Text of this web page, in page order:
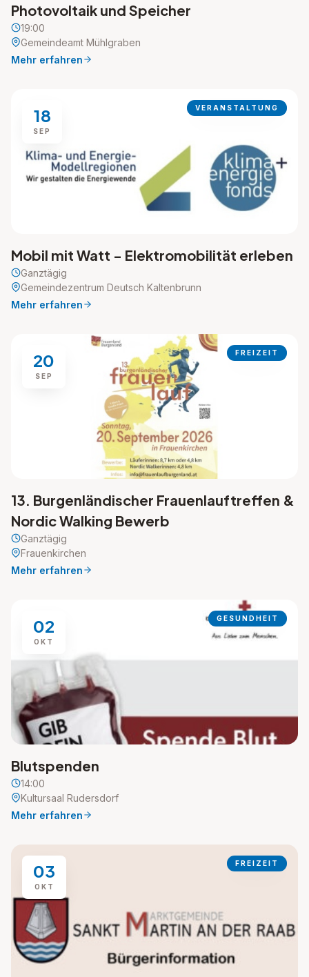
Photovoltaik und Speicher
19:00
Gemeindeamt Mühlgraben
Mehr erfahren
18
SEP
VERANSTALTUNG
Mobil mit Watt - Elektromobilität erleben
Ganztägig
Gemeindezentrum Deutsch Kaltenbrunn
Mehr erfahren
20
SEP
FREIZEIT
13. Burgenländischer Frauenlauftreffen &
Nordic Walking Bewerb
Ganztägig
Frauenkirchen
Mehr erfahren
02
OKT
GESUNDHEIT
Blutspenden
14:00
Kultursaal Rudersdorf
Mehr erfahren
03
OKT
FREIZEIT